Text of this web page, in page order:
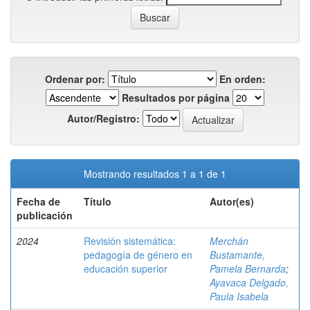
Ordenar por:
En orden:
Resultados por página
Autor/Registro:
Mostrando resultados 1 a 1 de 1
Fecha de
publicación
Título Autor(es)
2024
Revisión sistemática:
pedagogía de género en
educación superior
Merchán
Bustamante,
Pamela Bernarda;
Ayavaca Delgado,
Paula Isabela